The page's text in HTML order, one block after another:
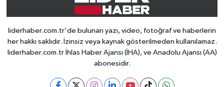
liderhaber.com.tr'de bulunan yazı, video, fotoğraf ve haberlerin
her hakkı saklıdır. İzinsiz veya kaynak gösterilmeden kullanılamaz.
liderhaber.com.tr İhlas Haber Ajansı (İHA), ve Anadolu Ajansı (AA)
abonesidir.